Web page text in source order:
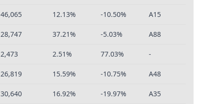
46,065 12.13% -10.50% A15
28,747 37.21% -5.03% A88
2,473 2.51% 77.03% -
26,819 15.59% -10.75% A48
30,640 16.92% -19.97% A35